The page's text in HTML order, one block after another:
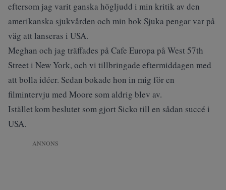
eftersom jag varit ganska högljudd i min kritik av den
amerikanska sjukvården och min bok Sjuka pengar var på
väg att lanseras i USA.
Meghan och jag träffades på Cafe Europa på West 57th
Street i New York, och vi tillbringade eftermiddagen med
att bolla idéer. Sedan bokade hon in mig för en
filmintervju med Moore som aldrig blev av.
Istället kom beslutet som gjort Sicko till en sådan succé i
USA.
ANNONS